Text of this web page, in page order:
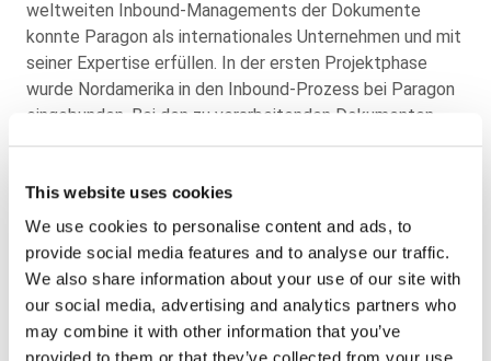
This website uses cookies
We use cookies to personalise content and ads, to
provide social media features and to analyse our traffic.
We also share information about your use of our site with
our social media, advertising and analytics partners who
may combine it with other information that you’ve
weltweiten Inbound-Managements der Dokumente
konnte Paragon als internationales Unternehmen und mit
seiner Expertise erfüllen. In der ersten Projektphase
wurde Nordamerika in den Inbound-Prozess bei Paragon
eingebunden. Bei den zu verarbeitenden Dokumenten
handelt es sich im Wesentlichen um Rechnungen,
Der physische Posteingang wird vor Ort von Paragon
gesammelt, sortiert (Blue-/ Blacklist), digitalisiert und an
die Paragon-Inbound-Plattform übermittelt. Die
Papierdokumente werden anschließend nach
zertifizierten Vorgaben und datenschutzgerecht
entsorgt. Dokumente, die per E-Mail eingehen, werden
zentral gesammelt und ebenfalls in die Paragon-